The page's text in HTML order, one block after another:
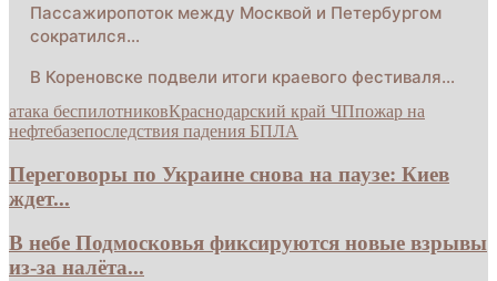
Пассажиропоток между Москвой и Петербургом
сократился…
В Кореновске подвели итоги краевого фестиваля…
атака беспилотниковКраснодарский край ЧПпожар на
нефтебазепоследствия падения БПЛА
Переговоры по Украине снова на паузе: Киев
ждет...
В небе Подмосковья фиксируются новые взрывы
из-за налёта...